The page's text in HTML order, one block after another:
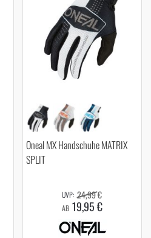
Oneal MX Handschuhe MATRIX
SPLIT
AB 19,95 €
24,99 €